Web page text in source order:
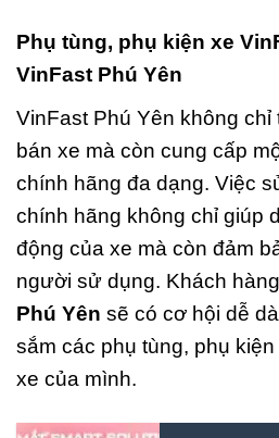
Phụ tùng, phụ kiện xe
VinFast Phú Yên
VinFast Phú Yên không chỉ
bán xe mà còn cung cấp
chính hãng đa dạng. Việc
chính hãng không chỉ giúp
động của xe mà còn đảm
người sử dụng. Khách
Phú Yên sẽ có cơ hội dễ
sắm các phụ tùng, phụ
xe của mình.